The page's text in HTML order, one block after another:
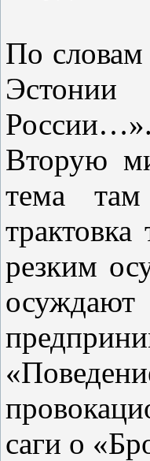
По
Эстонии
Вторую
тема там
резким
саги о